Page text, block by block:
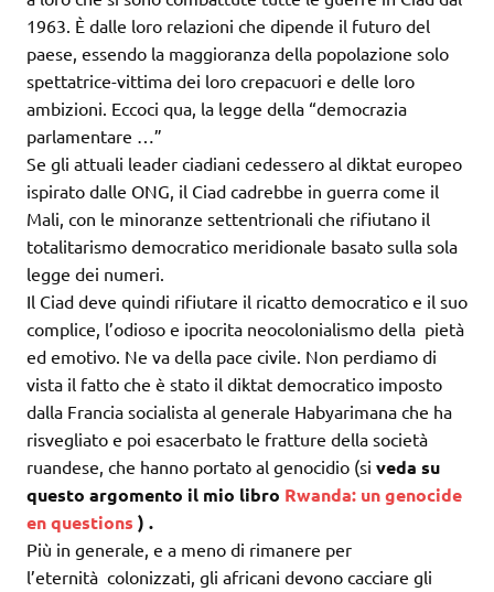
1963. È dalle loro relazioni che dipende il futuro del
paese, essendo la maggioranza della popolazione solo
spettatrice-vittima dei loro crepacuori e delle loro
ambizioni. Eccoci qua, la legge della “democrazia
parlamentare …”
Se gli attuali leader ciadiani cedessero al diktat europeo
ispirato dalle ONG, il Ciad cadrebbe in guerra come il
Mali, con le minoranze settentrionali che rifiutano il
totalitarismo democratico meridionale basato sulla sola
legge dei numeri.
Il Ciad deve quindi rifiutare il ricatto democratico e il suo
complice, l’odioso e ipocrita neocolonialismo della pietà
ed emotivo. Ne va della pace civile. Non perdiamo di
vista il fatto che è stato il diktat democratico imposto
dalla Francia socialista al generale Habyarimana che ha
risvegliato e poi esacerbato le fratture della società
ruandese, che hanno portato al genocidio (si veda su
questo argomento il mio libro Rwanda: un genocide
en questions ) .
Più in generale, e a meno di rimanere per
l’eternità colonizzati, gli africani devono cacciare gli